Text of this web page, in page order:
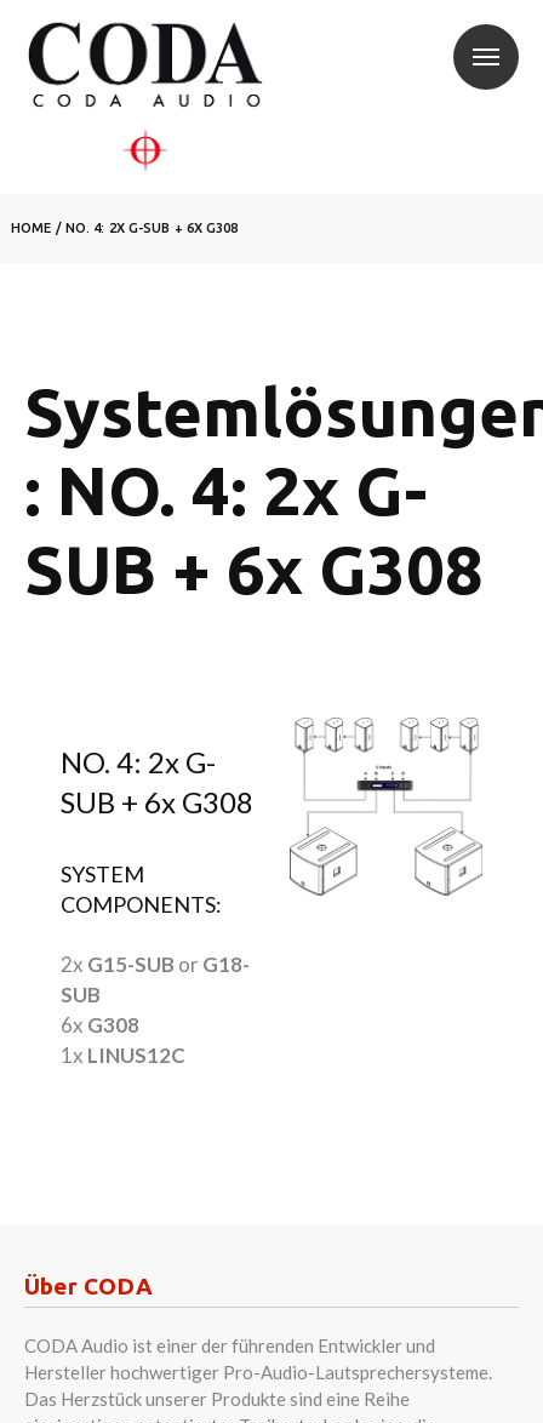
HOME / NO. 4: 2X G-SUB + 6X G308
: NO. 4: 2x G-
SUB + 6x G308
NO. 4: 2x G-
SUB + 6x G308
SYSTEM
COMPONENTS:
2x G15-SUB or G18-
SUB
6x G308
1x LINUS12C
Über CODA
CODA Audio ist einer der führenden Entwickler und
Hersteller hochwertiger Pro-Audio-Lautsprechersysteme.
Das Herzstück unserer Produkte sind eine Reihe